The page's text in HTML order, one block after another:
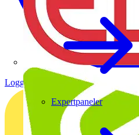
Expertpaneler
Logga in Registrera dig